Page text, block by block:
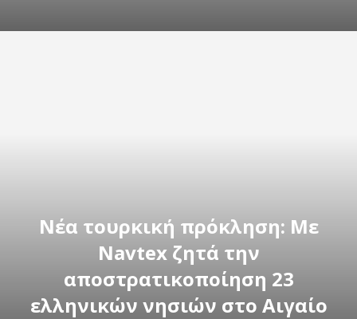
Νέα τουρκική πρόκληση: Με
Navtex ζητά την
αποστρατικοποίηση 23
ελληνικών νησιών στο Αιγαίο